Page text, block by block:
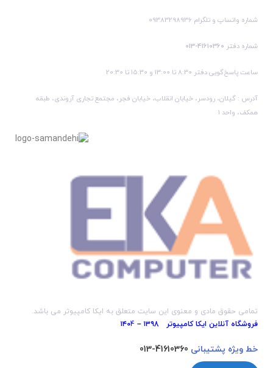
شماره واتساپ و تلگرام 09383298936
شماره دفتر 41610360-013
ساعت پاسخ‌گویی دفتر 8:30 تا 13:00 و 15:30 تا 20:30
آدرس : گیلان، رودسر، خیابان انقلاب، خیابان فجر، مجتمع تجاری آروندی، طبقه
همکف، واحد 1
تمامی حقوق مادی و معنوی این سایت متعلق به ایکا کامپیوتر می باشد.
فروشگاه آنلاین ایکا کامپیوتر ۱۳۹8 – ۱۴۰
4
خط ویژه پشتیبانی 41610360-013